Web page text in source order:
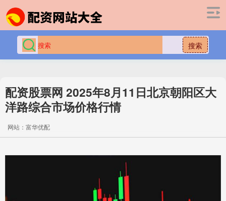
搜索
配资股票网 2025年8月11日北京朝阳区大
洋路综合市场价格行情
网站：富华优配